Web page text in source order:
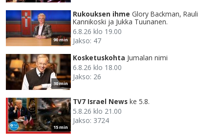
90 min
Rukouksen ihme Glory Backman, Rauli
Kannikoski ja Jukka Tuunanen.
6.8.26 klo 19.00
Jakso: 47
30 min
Kosketuskohta Jumalan nimi
6.8.26 klo 18.00
Jakso: 26
15 min
TV7 Israel News ke 5.8.
5.8.26 klo 21.00
Jakso: 3724